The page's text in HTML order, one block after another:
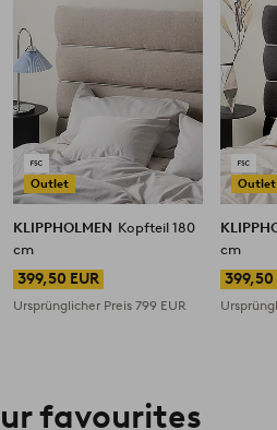
Outlet
KLIPPHOLMEN Kopfteil 180
cm
399,50 EUR
Ursprünglicher Preis799 EUR
Outlet
cm
399,50
favourites